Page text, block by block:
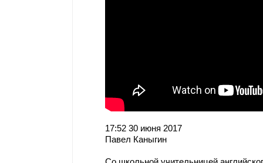
17:52 30 июня 2017
Павел Каныгин